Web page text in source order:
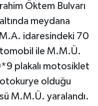
Öktem Bulvarı
meydana
idaresindeki 70
ile M.M.Ü.
plakalı motosiklet
olduğu
M.M.Ü. yaralandı.